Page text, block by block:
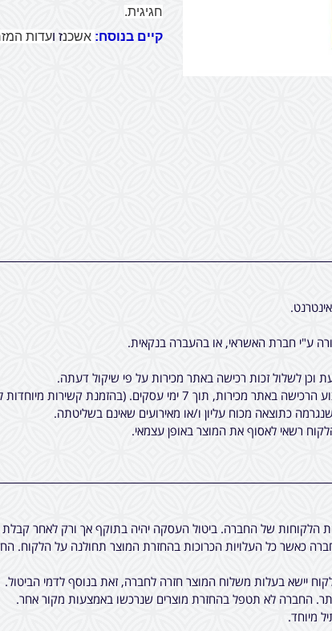
חגיגית.
קיים בנוסח: אשכנז ועדות
ע"י חברת האשראי, או בהעברה בנקאית.
לשלול זכות רכישה באתר מכירות על פי שיקול דעתה.
מיוחדות לציציות, יתכן עוד עיכוב קטן).
כתוצאה מכוח עליון ו/או מאירועים שאינם בשליטתה.
רשאי לאסוף את המוצר באופן עצמאי.
הלקוחות של החברה. ביטול העסקה יהיה בתוקף אך ורק לאחר
כאשר כל העלויות הכרוכות בהחזרת המוצר תחולנה על הלקוח.
יישא בעלות משלוח המוצר חזרה לחברה, זאת בנוסף לדמי הביטול.
החברה לא תטפל בהחזרת מוצרים שנרכשו באמצעות מקור אחר.
מיוחד.